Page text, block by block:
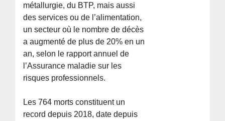
métallurgie, du BTP, mais aussi
des services ou de l’alimentation,
un secteur où le nombre de décès
a augmenté de plus de 20% en un
an, selon le rapport annuel de
l’Assurance maladie sur les
risques professionnels.
Les 764 morts constituent un
record depuis 2018, date depuis